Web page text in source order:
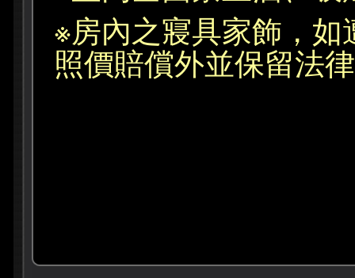
※房內之寢具家飾，
照價賠償外並保留法